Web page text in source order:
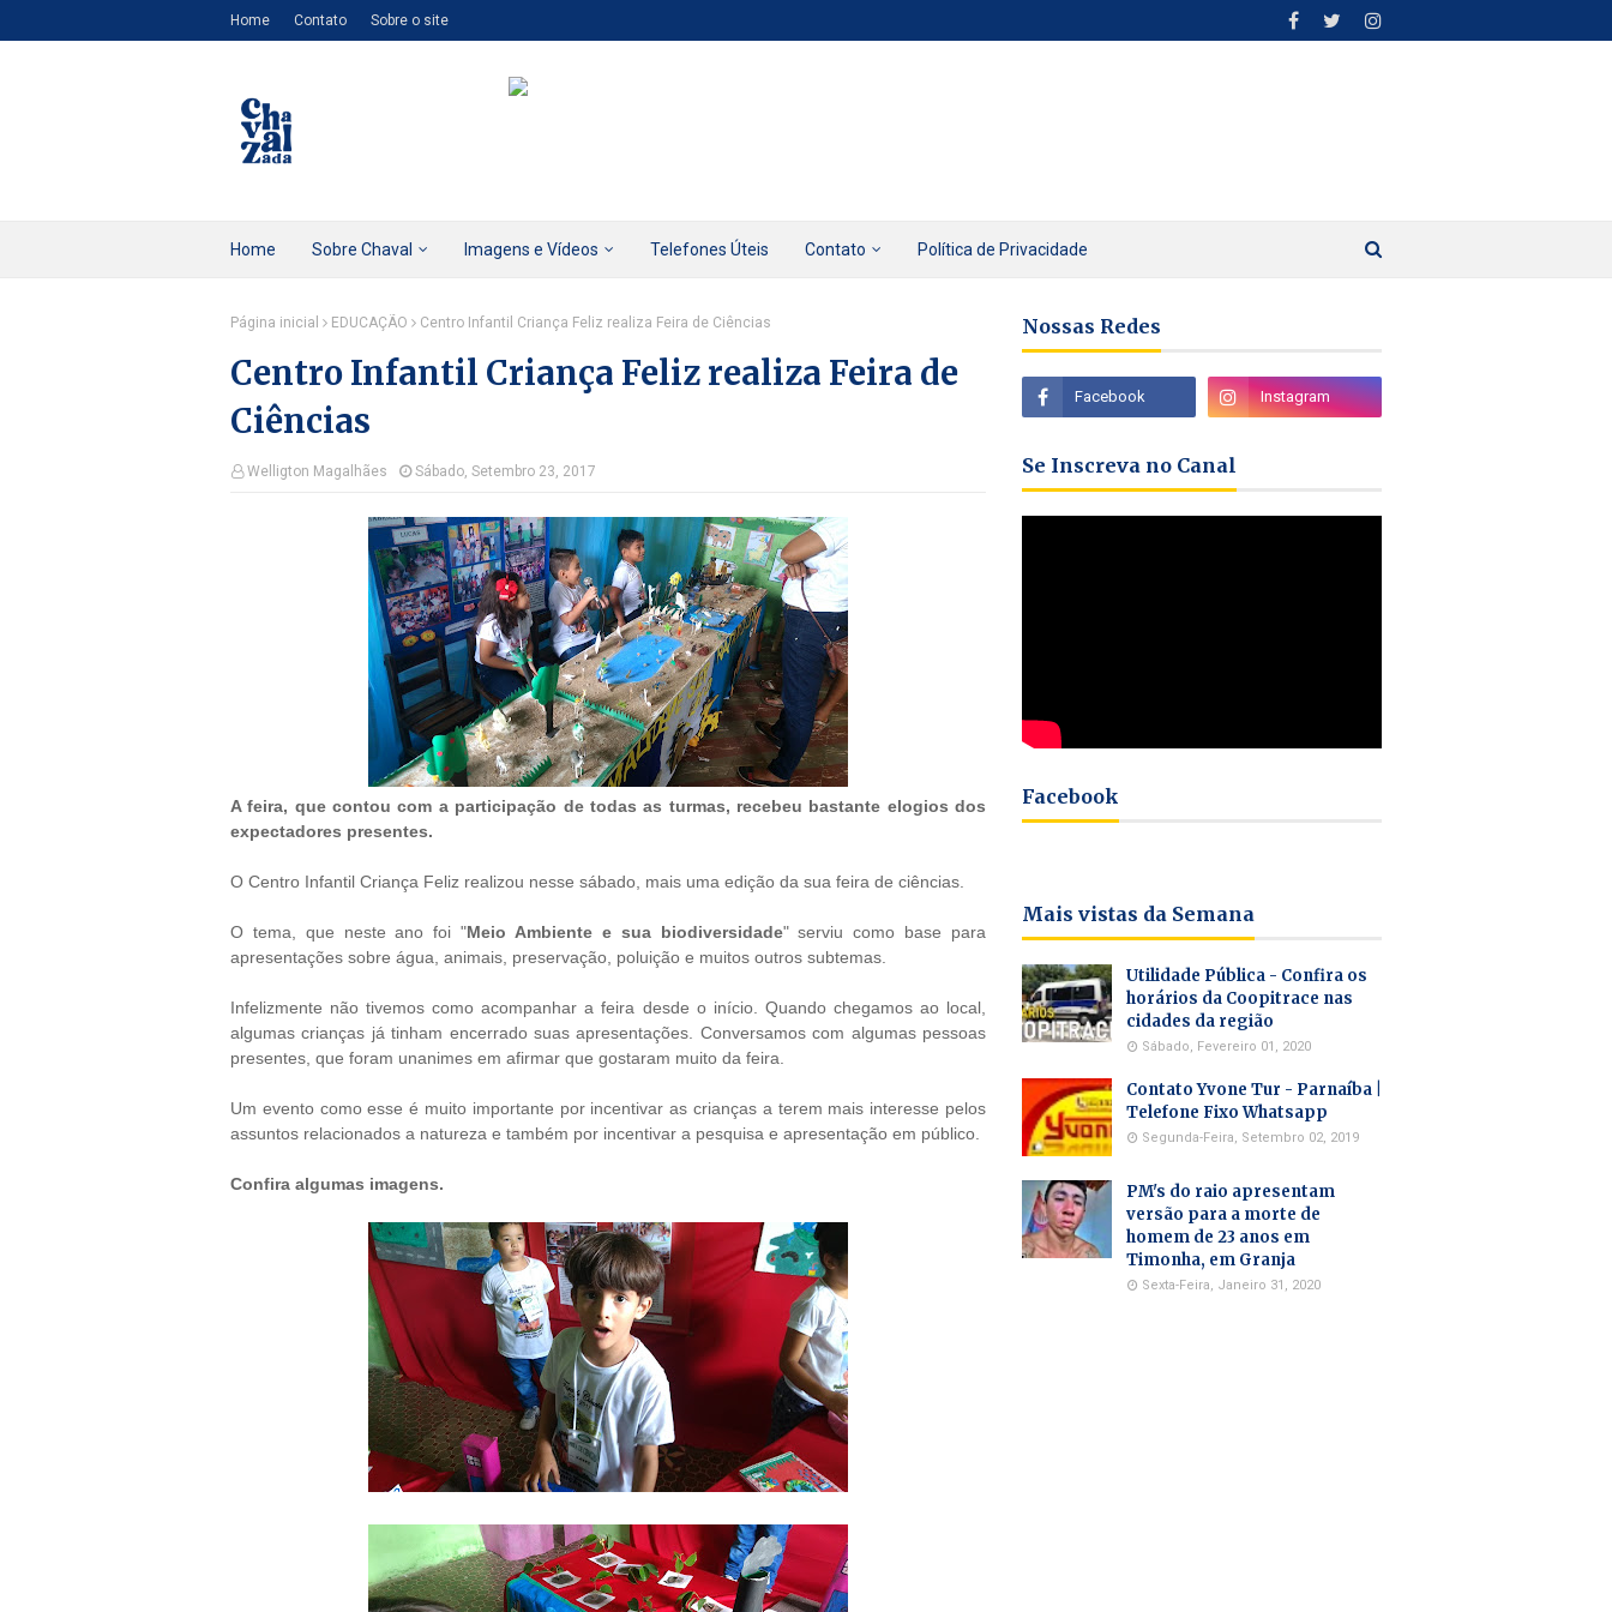
Home Contato Sobre o site
Home Sobre Chaval Imagens e Vídeos Telefones Úteis Contato Política de Privacidade
Página inicial EDUCAÇÃO Centro Infantil Criança Feliz realiza Feira de Ciências
Centro Infantil Criança Feliz realiza Feira de
Ciências
Welligton Magalhães Sábado, Setembro 23, 2017
A feira, que contou com a participação de todas as turmas, recebeu bastante elogios dos
expectadores presentes.
O Centro Infantil Criança Feliz realizou nesse sábado, mais uma edição da sua feira de ciências.
O tema, que neste ano foi "Meio Ambiente e sua biodiversidade" serviu como base para
apresentações sobre água, animais, preservação, poluição e muitos outros subtemas.
Infelizmente não tivemos como acompanhar a feira desde o início. Quando chegamos ao local,
algumas crianças já tinham encerrado suas apresentações. Conversamos com algumas pessoas
presentes, que foram unanimes em afirmar que gostaram muito da feira.
Um evento como esse é muito importante por incentivar as crianças a terem mais interesse pelos
assuntos relacionados a natureza e também por incentivar a pesquisa e apresentação em público.
Confira algumas imagens.
Nossas Redes
Se Inscreva no Canal
Facebook
Mais vistas da Semana
Utilidade Pública - Confira os
horários da Coopitrace nas
cidades da região
Sábado, Fevereiro 01, 2020
Contato Yvone Tur - Parnaíba |
Telefone Fixo Whatsapp
Segunda-Feira, Setembro 02, 2019
PM's do raio apresentam
versão para a morte de
homem de 23 anos em
Timonha, em Granja
Sexta-Feira, Janeiro 31, 2020